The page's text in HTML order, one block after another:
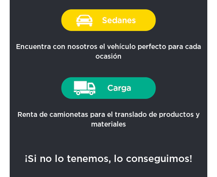
Encuentra con nosotros el vehículo perfecto para cada
ocasión
Renta de camionetas para el translado de productos y
materiales
¡Si no lo tenemos, lo conseguimos!